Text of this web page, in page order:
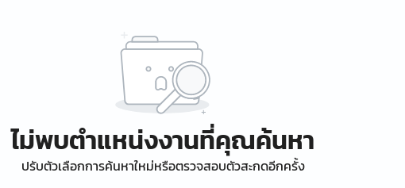
ไม่พบตำแหน่งงานที่คุณค้นหา
ปรับตัวเลือกการค้นหาใหม่หรือตรวจสอบตัวสะกดอีกครั้ง